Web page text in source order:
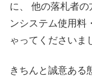
に、 他の落札者
ンシステム使用料
ゃってくださいま
きちんと誠意ある